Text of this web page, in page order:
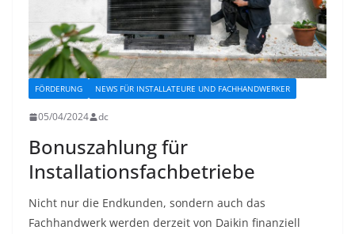
FÖRDERUNG NEWS FÜR INSTALLATEURE UND FACHHANDWERKER
05/04/2024 dc
Bonuszahlung für
Installationsfachbetriebe
Nicht nur die Endkunden, sondern auch das
Fachhandwerk werden derzeit von Daikin finanziell